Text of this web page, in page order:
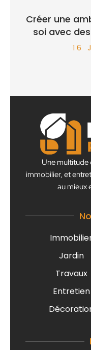
Créer une
soi avec
16
Une multitude
immobilier, et
au mieux
Jardin
Travaux
Entretien